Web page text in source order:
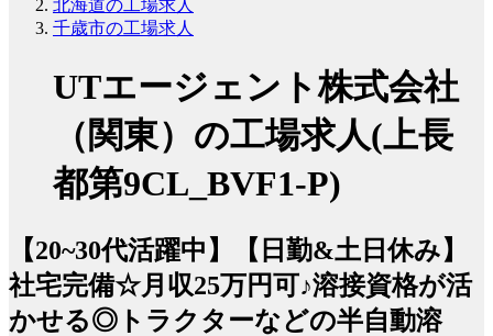
北海道の工場求人
千歳市の工場求人
UTエージェント株式会社
（関東）の工場求人(上長
都第9CL_BVF1-P)
【20~30代活躍中】【日勤&土日休み】
社宅完備☆月収25万円可♪溶接資格が活
かせる◎トラクターなどの半自動溶